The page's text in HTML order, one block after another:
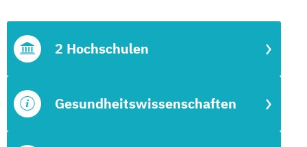
Gesundheitswissenschaften
2 Hochschulen